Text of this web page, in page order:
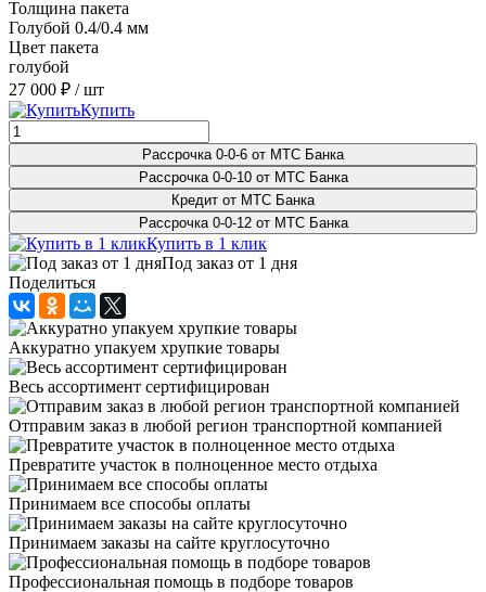
Толщина пакета
Голубой 0.4/0.4 мм
Цвет пакета
голубой
27 000 ₽ / шт
Купить
Рассрочка 0-0-6 от МТС Банка
Рассрочка 0-0-10 от МТС Банка
Кредит от МТС Банка
Рассрочка 0-0-12 от МТС Банка
Купить в 1 клик
Под заказ от 1 дня
Поделиться
Аккуратно упакуем хрупкие товары
Весь ассортимент сертифицирован
Отправим заказ в любой регион транспортной компанией
Превратите участок в полноценное место отдыха
Принимаем все способы оплаты
Принимаем заказы на сайте круглосуточно
Профессиональная помощь в подборе товаров